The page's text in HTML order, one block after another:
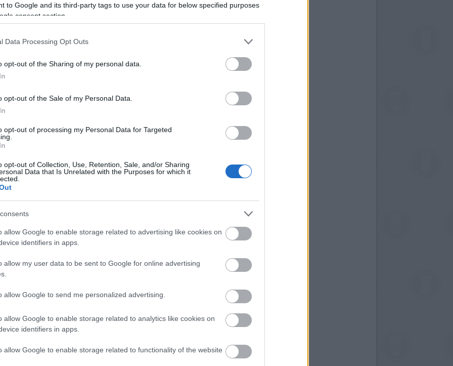
to Google and its third-party tags to use your data for below specified purposes
consent section.
Data Processing Opt Outs
opt-out of the Sharing of my personal data.
opt-out of the Sale of my Personal Data.
opt-out of processing my Personal Data for Targeted
opt-out of Collection, Use, Retention, Sale, and/or Sharing
Data that Is Unrelated with the Purposes for which it
allow Google to enable storage related to advertising like cookies on
identifiers in apps.
allow my user data to be sent to Google for online advertising
allow Google to send me personalized advertising.
allow Google to enable storage related to analytics like cookies on
identifiers in apps.
allow Google to enable storage related to functionality of the website
Mészáros Csaba
előadással is bemutatkozik: szeptemberben a
pedig a Szkénében debütál mint színházi
közül Simkó Katalint már jól ismeri a
és Guildenstern halott, Emberszag),
rendezte nálunk; Nyakó Júlia – a Stúdió K
Petrik Andrea azonban eddig nem léptek fel a
Császi Ádám rendező, aki a darab
egyben.